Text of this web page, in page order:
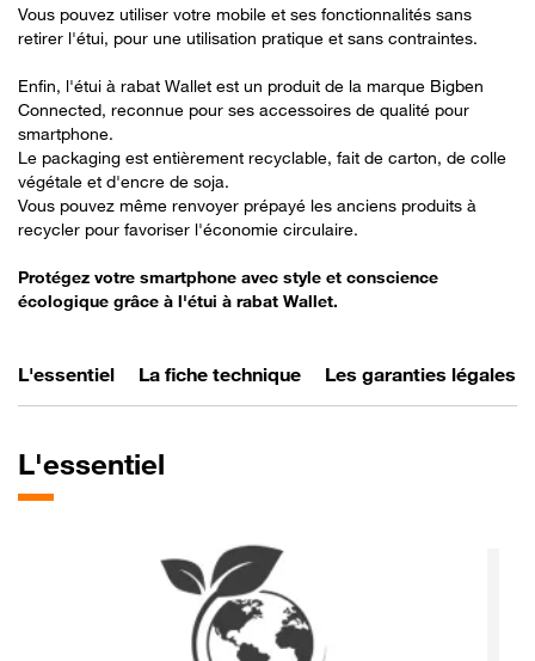
Vous pouvez utiliser votre mobile et ses fonctionnalités sans
retirer l'étui, pour une utilisation pratique et sans contraintes.
Enfin, l'étui à rabat Wallet est un produit de la marque Bigben
Connected, reconnue pour ses accessoires de qualité pour
smartphone.
Le packaging est entièrement recyclable, fait de carton, de colle
végétale et d'encre de soja.
Vous pouvez même renvoyer prépayé les anciens produits à
recycler pour favoriser l'économie circulaire.
Protégez votre smartphone avec style et conscience
écologique grâce à l'étui à rabat Wallet.
L'essentiel La fiche technique Les garanties légales
L'essentiel